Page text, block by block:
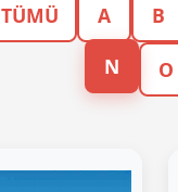
TÜMÜ A B
N
O